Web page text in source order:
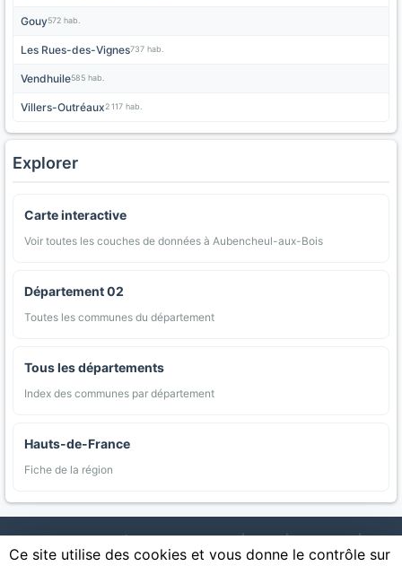
Gouy572 hab.
Les Rues-des-Vignes737 hab.
Vendhuile585 hab.
Villers-Outréaux2 117 hab.
Explorer
Carte interactive
Voir toutes les couches de données à Aubencheul-aux-Bois
Département 02
Toutes les communes du département
Tous les départements
Index des communes par département
Hauts-de-France
Fiche de la région
AgriMap — Données agricoles ouvertes | Carte | Communes |
Appellations | Regions | Cultures | Zones protégées | Forets |
Ce site utilise des cookies et vous donne le contrôle sur